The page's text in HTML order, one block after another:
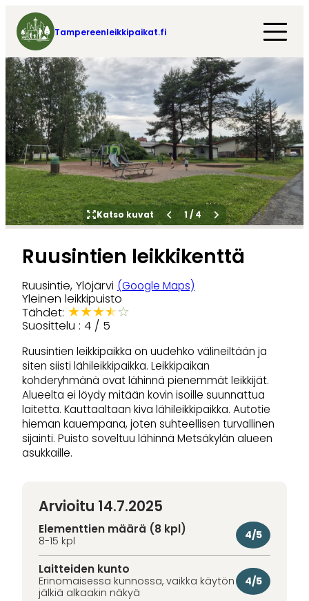
Tampereenleikkipaikat.fi
Katso kuvat 1/ 4
Ruusintien leikkikenttä
Ruusintie, Ylöjärvi (Google Maps)
Yleinen leikkipuisto
Tähdet: ★★★★☆
Suosittelu : 4 / 5
Ruusintien leikkipaikka on uudehko välineiltään ja
siten siisti lähileikkipaikka. Leikkipaikan
kohderyhmänä ovat lähinnä pienemmät leikkijät.
Alueelta ei löydy mitään kovin isoille suunnattua
laitetta. Kauttaaltaan kiva lähileikkipaikka. Autotie
hieman kauempana, joten suhteellisen turvallinen
sijainti. Puisto soveltuu lähinnä Metsäkylän alueen
asukkaille.
Arvioitu 14.7.2025
Elementtien määrä (8 kpl)
8-15 kpl 4/5
Laitteiden kunto
Erinomaisessa kunnossa, vaikka käytön
jälkiä alkaakin näkyä
4/5